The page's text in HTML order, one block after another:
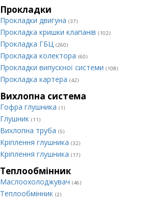
Прокладки
Прокладки двигуна (37)
Прокладка кришки клапанів (102)
Прокладка ГБЦ (260)
Прокладка колектора (60)
Прокладки випускної системи (108)
Прокладка картера (42)
Вихлопна система
Гофра глушника (1)
Глушник (11)
Вихлопна труба (5)
Кріплення глушника (32)
Кріплення глушника (17)
Теплообмінник
Маслоохолоджувач (46)
Теплообмінник (2)